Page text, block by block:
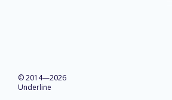
© 2014—2026
Underline